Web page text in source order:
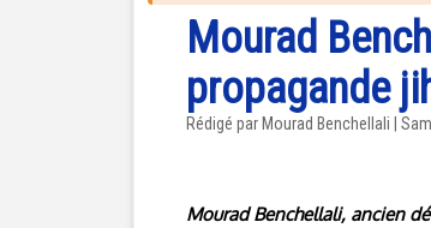
Mourad
propagande
Rédigé par Mourad Benchellali |
Mourad Benchellali, ancien